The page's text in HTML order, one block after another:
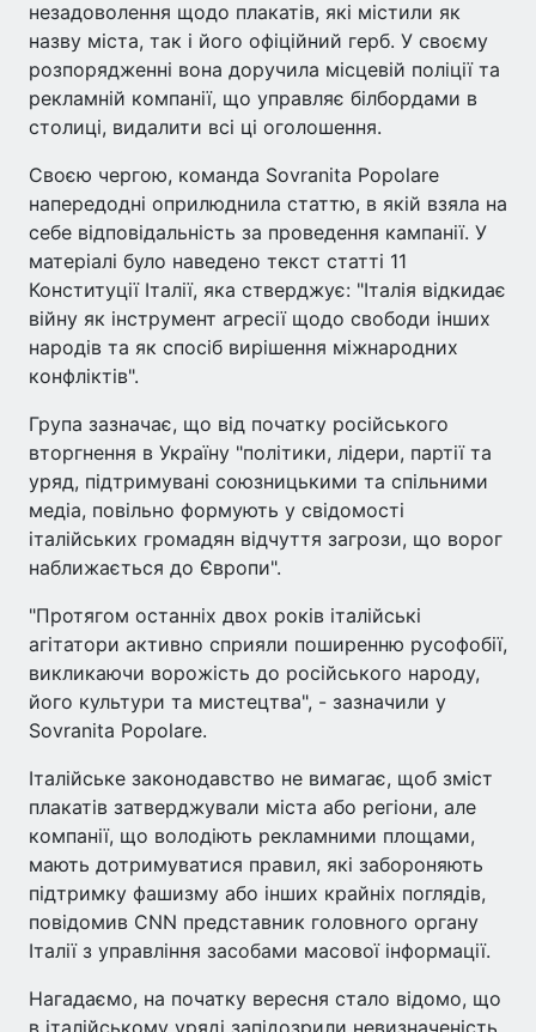
незадоволення щодо плакатів, які містили як
назву міста, так і його офіційний герб. У своєму
розпорядженні вона доручила місцевій поліції та
рекламній компанії, що управляє білбордами в
столиці, видалити всі ці оголошення.
Своєю чергою, команда Sovranita Popolare
напередодні оприлюднила статтю, в якій взяла на
себе відповідальність за проведення кампанії. У
матеріалі було наведено текст статті 11
Конституції Італії, яка стверджує: "Італія відкидає
війну як інструмент агресії щодо свободи інших
народів та як спосіб вирішення міжнародних
конфліктів".
Група зазначає, що від початку російського
вторгнення в Україну "політики, лідери, партії та
уряд, підтримувані союзницькими та спільними
медіа, повільно формують у свідомості
італійських громадян відчуття загрози, що ворог
наближається до Європи".
"Протягом останніх двох років італійські
агітатори активно сприяли поширенню русофобії,
викликаючи ворожість до російського народу,
його культури та мистецтва", - зазначили у
Sovranita Popolare.
Італійське законодавство не вимагає, щоб зміст
плакатів затверджували міста або регіони, але
компанії, що володіють рекламними площами,
мають дотримуватися правил, які забороняють
підтримку фашизму або інших крайніх поглядів,
повідомив CNN представник головного органу
Італії з управління засобами масової інформації.
Нагадаємо, на початку вересня стало відомо, що
в італійському уряді запідозрили невизначеність